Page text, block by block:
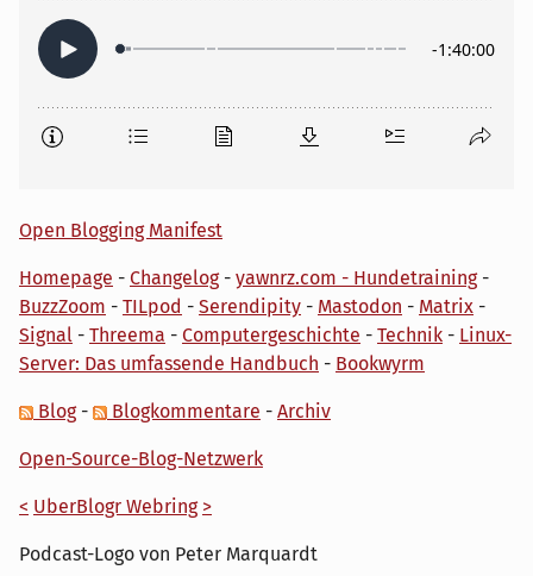
Open Blogging Manifest
Homepage - Changelog- yawnrz.com - Hundetraining-
BuzzZoom - TILpod - Serendipity - Mastodon - Matrix -
Signal - Threema - Computergeschichte - Technik - Linux-
Server: Das umfassende Handbuch - Bookwyrm
Blog- Blogkommentare - Archiv
Open-Source-Blog-Netzwerk
< UberBlogr Webring >
Podcast-Logo von Peter Marquardt